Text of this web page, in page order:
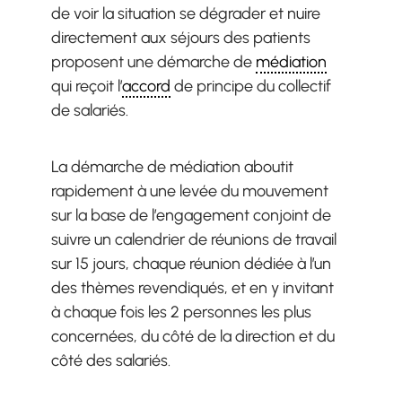
de voir la situation se dégrader et nuire
directement aux séjours des patients
proposent une démarche de médiation
qui reçoit l’accord de principe du collectif
de salariés.
La démarche de médiation aboutit
rapidement à une levée du mouvement
sur la base de l’engagement conjoint de
suivre un calendrier de réunions de travail
sur 15 jours, chaque réunion dédiée à l’un
des thèmes revendiqués, et en y invitant
à chaque fois les 2 personnes les plus
concernées, du côté de la direction et du
côté des salariés.